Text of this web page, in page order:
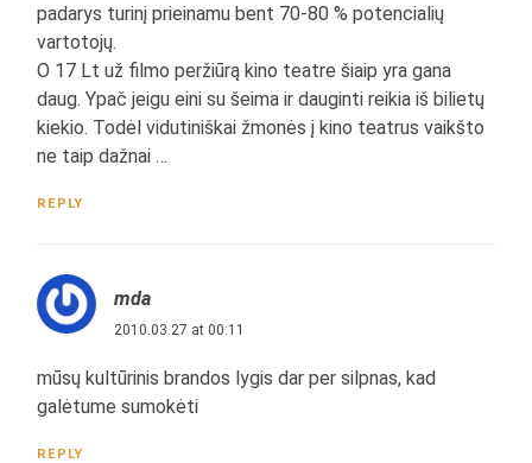
padarys turinį prieinamu bent 70-80 % potencialių
vartotojų.
O 17 Lt už filmo peržiūrą kino teatre šiaip yra gana
daug. Ypač jeigu eini su šeima ir dauginti reikia iš bilietų
kiekio. Todėl vidutiniškai žmonės į kino teatrus vaikšto
ne taip dažnai …
REPLY
mda
2010.03.27 at 00:11
mūsų kultūrinis brandos lygis dar per silpnas, kad
galėtume sumokėti
REPLY